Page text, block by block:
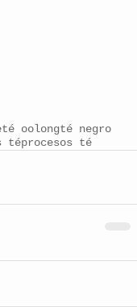
té oolongté negro
téprocesos té